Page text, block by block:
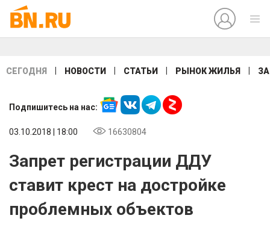
СЕГОДНЯ НОВОСТИ СТАТЬИ РЫНОК ЖИЛЬЯ
Подпишитесь на нас:
03.10.2018 | 18:00 16630804
Запрет регистрации ДДУ
ставит крест на достройке
проблемных объектов